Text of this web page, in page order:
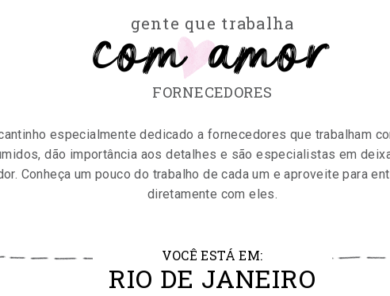
gente que trabalha
com amor
FORNECEDORES
especialmente dedicado a fornecedores que trabalham
dão importância aos detalhes e são especialistas em
Conheça um pouco do trabalho de cada um e aproveite para
diretamente com eles.
VOCÊ ESTÁ EM:
RIO DE JANEIRO